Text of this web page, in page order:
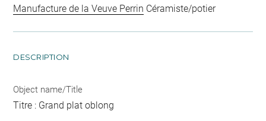
Manufacture de la Veuve Perrin Céramiste/potier
DESCRIPTION
Object name/Title
Titre : Grand plat oblong